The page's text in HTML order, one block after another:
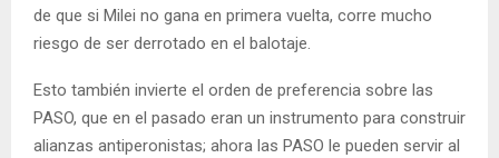
de que si Milei no gana en primera vuelta, corre mucho
riesgo de ser derrotado en el balotaje.
Esto también invierte el orden de preferencia sobre las
PASO, que en el pasado eran un instrumento para construir
alianzas antiperonistas; ahora las PASO le pueden servir al